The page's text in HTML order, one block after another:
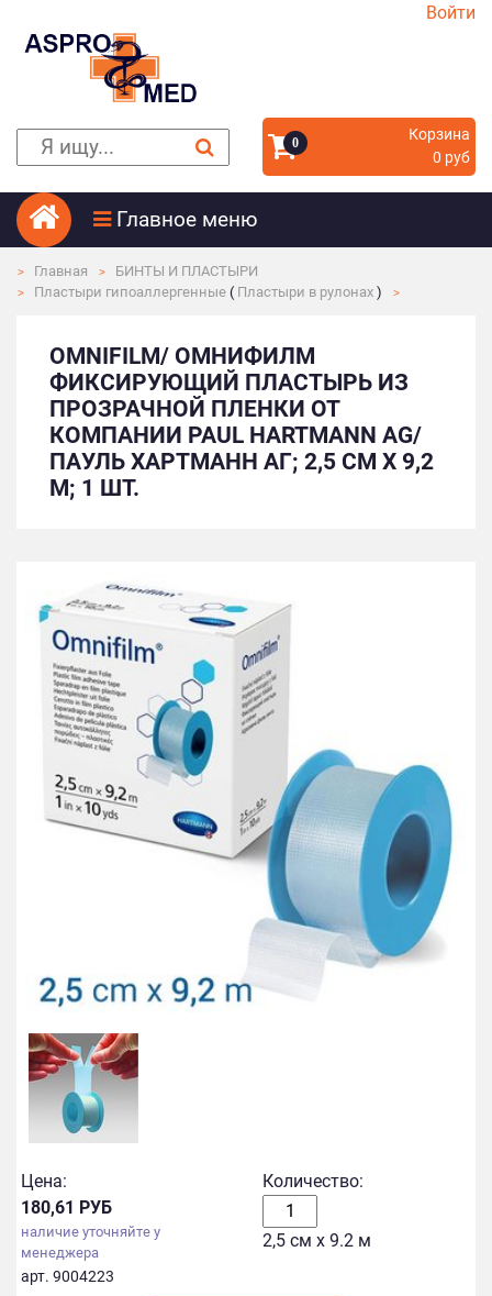
Войти
0
Корзина
0 руб
Главное меню
Главная
БИНТЫ И ПЛАСТЫРИ
Пластыри гипоаллергенные ( Пластыри в рулонах )
OMNIFILM/ ОМНИФИЛМ
ФИКСИРУЮЩИЙ ПЛАСТЫРЬ ИЗ
ПРОЗРАЧНОЙ ПЛЕНКИ ОТ
КОМПАНИИ PAUL HARTMANN AG/
ПАУЛЬ ХАРТМАНН АГ; 2,5 СМ X 9,2
М; 1 ШТ.
Цена:
180,61 РУБ
наличие уточняйте у
менеджера
арт. 9004223
Количество:
2,5 см х 9.2 м